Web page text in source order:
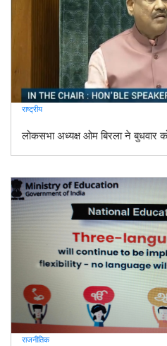
राष्ट्रीय
लोकसभा अध्यक्ष ओम बिरला ने बुधवार
राजनीतिक